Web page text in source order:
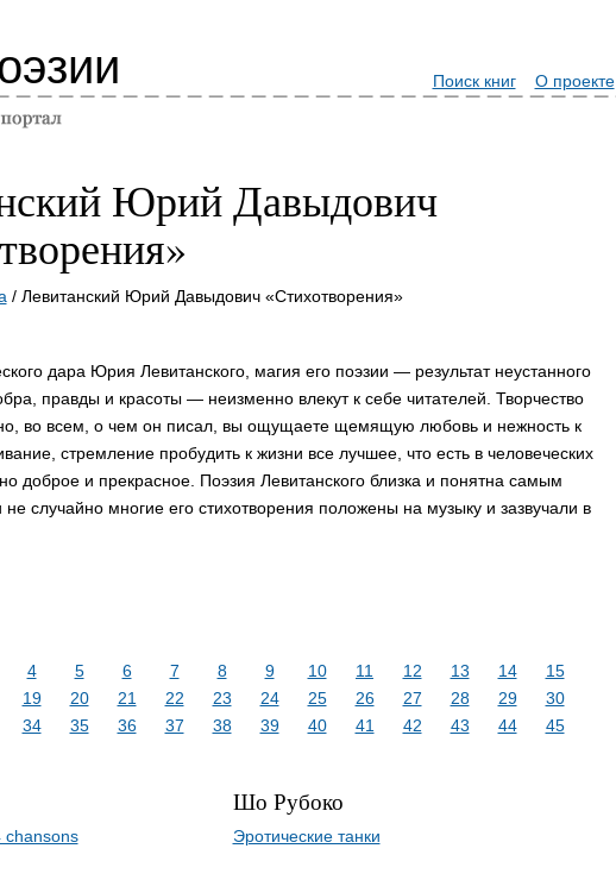
Поиск книг О проекте
Юрий Давыдович
/ Левитанский Юрий Давыдович «Стихотворения»
дара Юрия Левитанского, магия его поэзии — результат неустанного
правды и красоты — неизменно влекут к себе читателей. Творчество
во всем, о чем он писал, вы ощущаете щемящую любовь и нежность к
стремление пробудить к жизни все лучшее, что есть в человеческих
доброе и прекрасное. Поэзия Левитанского близка и понятна самым
случайно многие его стихотворения положены на музыку и зазвучали в
4 5 6 7 8 9 10 11 12 13 14
15
19 20 21 22 23 24 25 26 27 28 29
30
34 35 36 37 38 39 40 41 42 43 44 45
chansons
Шо Рубоко
Эротические танки